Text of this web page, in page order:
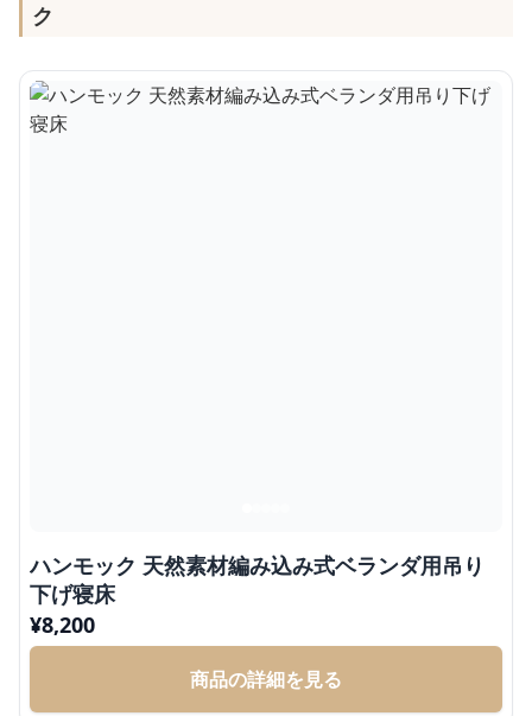
ク
ハンモック 天然素材編み込み式ベランダ用吊り
下げ寝床
¥8,200
商品の詳細を見る